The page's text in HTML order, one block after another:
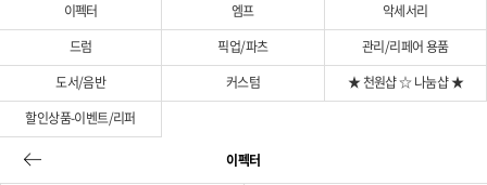
이펙터
엠프
악세서리
드럼
픽업/파츠
관리/리페어 용품
도서/음반
커스텀
★ 천원샵 ☆ 나눔샵 ★
할인상품-이벤트/리퍼
이펙터